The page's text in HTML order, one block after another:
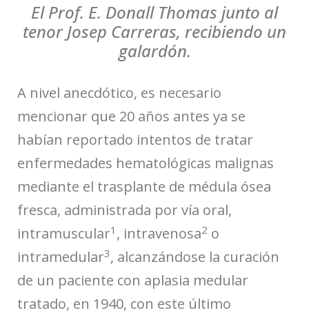
El Prof. E. Donall Thomas junto al
tenor Josep Carreras, recibiendo un
galardón.
A nivel anecdótico, es necesario
mencionar que 20 años antes ya se
habían reportado intentos de tratar
enfermedades hematológicas malignas
mediante el trasplante de médula ósea
fresca, administrada por vía oral,
intramuscular1 , intravenosa2 o
intramedular3, alcanzándose la curación
de un paciente con aplasia medular
tratado, en 1940, con este último